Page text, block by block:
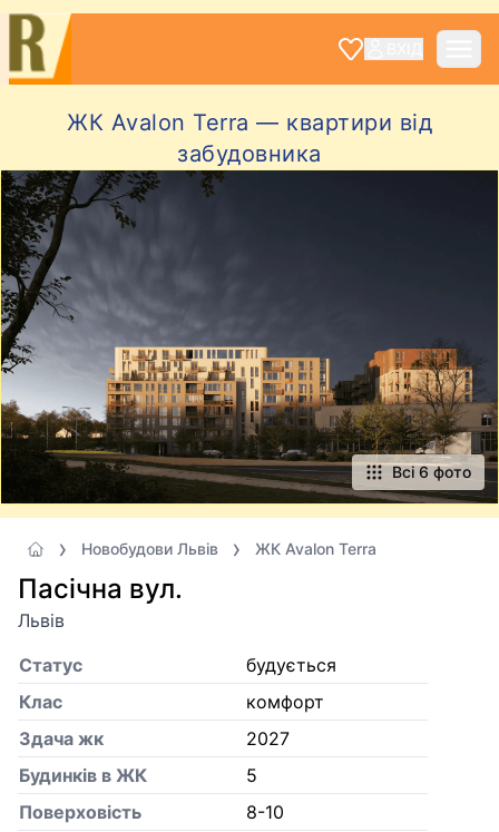
ЖК Avalon Terra — квартири від
забудовника
Всі 6 фото
Новобудови Львів ЖК Avalon Terra
Пасічна вул.
Львів
Статус
будується
Клас
комфорт
Здача жк
2027
Будинків в ЖК
5
Поверховість
8-10